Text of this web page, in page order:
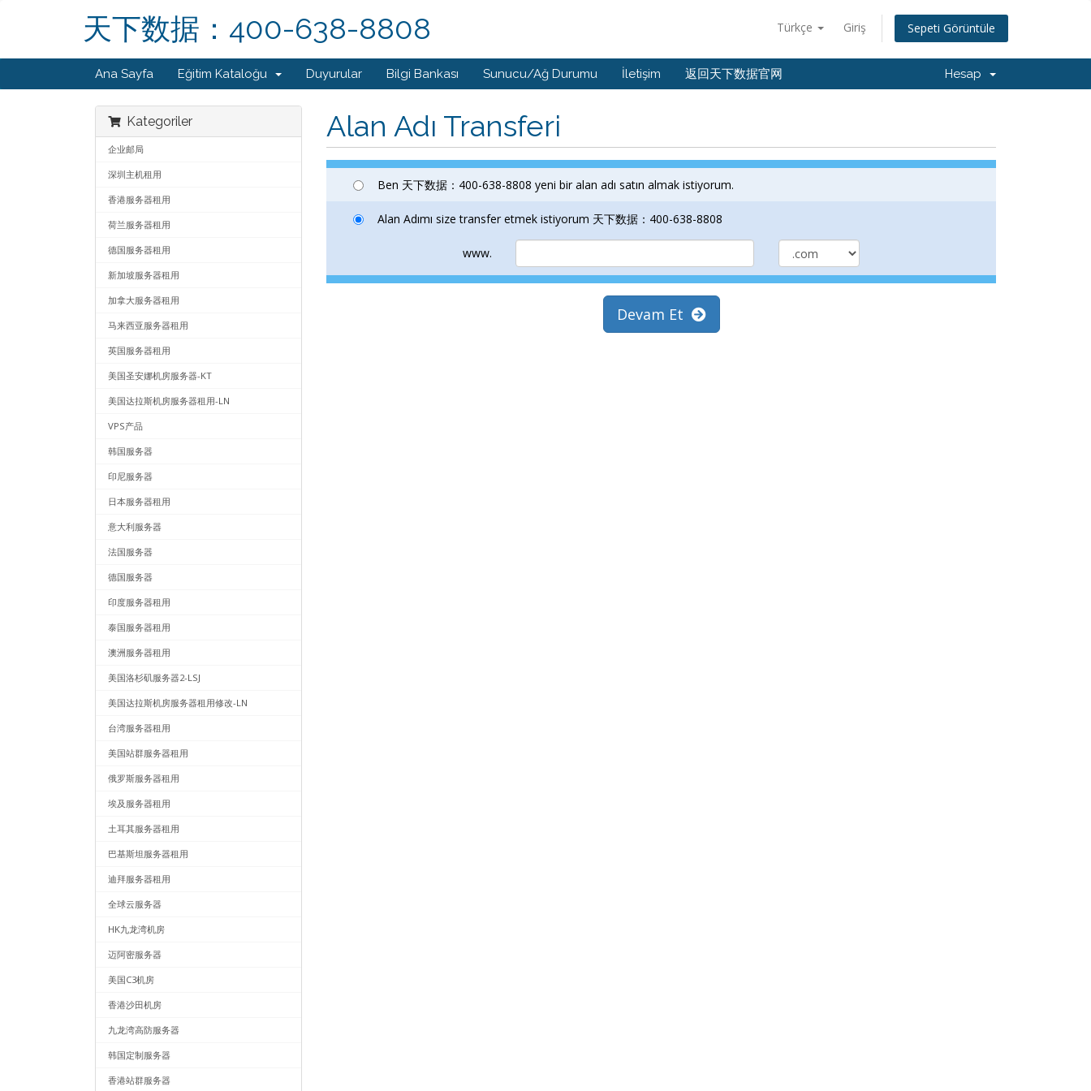
Türkçe Giriş Sepeti Görüntüle
天下数据：400-638-8808
Ana Sayfa Eğitim Kataloğu Duyurular Bilgi Bankası Sunucu/Ağ Durumu İletişim 返回天下数据官网 Hesap
Alan Adı Transferi
Kategoriler
企业邮局
深圳主机租用
香港服务器租用
荷兰服务器租用
德国服务器租用
新加坡服务器租用
加拿大服务器租用
马来西亚服务器租用
英国服务器租用
美国圣安娜机房服务器-KT
美国达拉斯机房服务器租用-LN
VPS产品
韩国服务器
印尼服务器
日本服务器租用
意大利服务器
法国服务器
德国服务器
印度服务器租用
泰国服务器租用
澳洲服务器租用
美国洛杉矶服务器2-LSJ
美国达拉斯机房服务器租用修改-LN
台湾服务器租用
美国站群服务器租用
俄罗斯服务器租用
埃及服务器租用
土耳其服务器租用
巴基斯坦服务器租用
迪拜服务器租用
全球云服务器
HK九龙湾机房
迈阿密服务器
美国C3机房
香港沙田机房
九龙湾高防服务器
韩国定制服务器
香港站群服务器
Ben 天下数据：400-638-8808 yeni bir alan adı satın almak istiyorum.
Alan Adımı size transfer etmek istiyorum 天下数据：400-638-8808
www.
Devam Et